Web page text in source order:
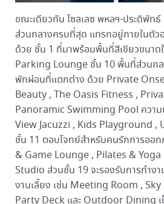
ขณะเดียวกัน โซลเลซ พหลฯ-ประดิพัทธ์
ส่วนกลางครบที่สุด แทรกอยู่ภายในตัว
ด้วย ชั้น 1 ที่มาพร้อมพื้นที่สีเขียวขนาด
Parking Lounge ชั้น 10 พื้นที่ส่วนก
พักผ่อนที่แตกต่าง ด้วย Private
Beauty , The Oasis Fitness ,
Panoramic Swimming Pool ความ
View Jacuzzi , Kids Playground ,
ชั้น 11 ตอบโจทย์สำหรับคนรักการออ
& Game Lounge , Pilates &
Studio ส่วนชั้น 19 จะรองรับการทำง
งานเลี้ยง เช่น Meeting Room ,
Party Deck และ Outdoor Dining เ